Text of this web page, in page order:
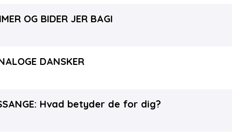
OG BIDER JER BAGI
DANSKER
Hvad betyder de for dig?